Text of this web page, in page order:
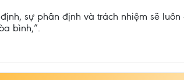
sự phân định và trách nhiệm sẽ
bình,”.